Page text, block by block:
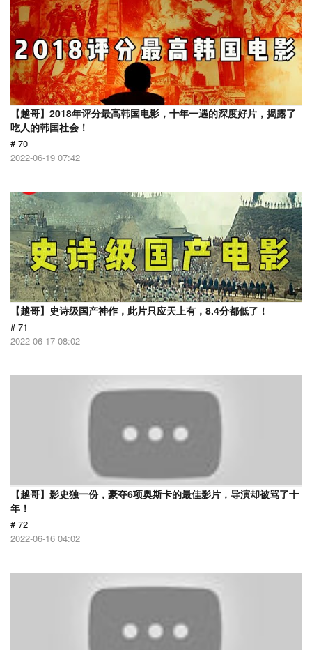
【越哥】2018年评分最高韩国电影，十年一遇的深度好片，揭露了
吃人的韩国社会！
# 70
2022-06-19 07:42
【越哥】史诗级国产神作，此片只应天上有，8.4分都低了！
# 71
2022-06-17 08:02
【越哥】影史独一份，豪夺6项奥斯卡的最佳影片，导演却被骂了十
年！
# 72
2022-06-16 04:02